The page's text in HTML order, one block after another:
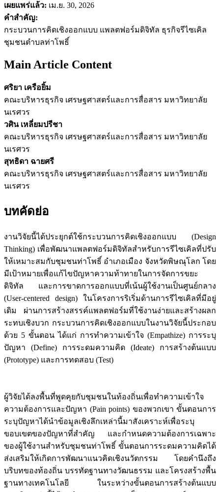
เผยแพร่แล้ว: เม.ย. 30, 2026
คำสำคัญ:
กระบวนการคิดเชิงออกแบบ แพลตฟอร์มดิจิทัล ธุรกิจรีไซเคิล
ชุมชนตำบลท่าโพธิ์
Main Article Content
ศริยา เครือยิ้ม
คณะบริหารธุรกิจ เศรษฐศาสตร์และการสื่อสาร มหาวิทยาลัย
นเรศวร
วศิน เหลี่ยมปรีชา
คณะบริหารธุรกิจ เศรษฐศาสตร์และการสื่อสาร มหาวิทยาลัย
นเรศวร
สุทธิดา ฉายศรี
คณะบริหารธุรกิจ เศรษฐศาสตร์และการสื่อสาร มหาวิทยาลัย
นเรศวร
บทคัดย่อ
งานวิจัยนี้ได้ประยุกต์ใช้กระบวนการคิดเชิงออกแบบ (Design
Thinking) เพื่อพัฒนาแพลตฟอร์มดิจิทัลสำหรับการรีไซเคิลที่ปรับ
ให้เหมาะสมกับชุมชนท่าโพธิ์ อำเภอเมือง จังหวัดพิษณุโลก โดย
มีเป้าหมายเพื่อแก้ไขปัญหาความท้าทายในการจัดการขยะ
ดิจิทัล และการขาดการออกแบบที่เน้นผู้ใช้งานเป็นศูนย์กลาง
(User-centered design) ในโครงการริเริ่มด้านการรีไซเคิลที่มีอยู่
เดิม ผ่านการสร้างสรรค์แพลตฟอร์มที่ใช้งานง่ายและสร้างผลก
ระทบเชิงบวก กระบวนการคิดเชิงออกแบบในงานวิจัยนี้ประกอบ
ด้วย 5 ขั้นตอน ได้แก่ การทำความเข้าใจ (Empathize) การระบุ
ปัญหา (Define) การระดมความคิด (Ideate) การสร้างต้นแบบ
(Prototype) และการทดสอบ (Test)
ผู้วิจัยได้ลงพื้นที่พูดคุยกับชุมชนในท้องถิ่นเพื่อทำความเข้าใจ
ความต้องการและปัญหา (Pain points) ของพวกเขา ขั้นตอนการ
ระบุปัญหาได้นำข้อมูลเชิงลึกเหล่านี้มาสังเคราะห์เพื่อระบุ
ขอบเขตของปัญหาที่สำคัญ และกำหนดความต้องการเฉพาะ
ของผู้ใช้งานสำหรับชุมชนท่าโพธิ์ ขั้นตอนการระดมความคิดได้
ส่งเสริมให้เกิดการพัฒนาแนวคิดเชิงนวัตกรรม โดยคำนึงถึง
บริบทของท้องถิ่น บรรทัดฐานทางวัฒนธรรม และโครงสร้างพื้น
ฐานทางเทคโนโลยี ในระหว่างขั้นตอนการสร้างต้นแบบ